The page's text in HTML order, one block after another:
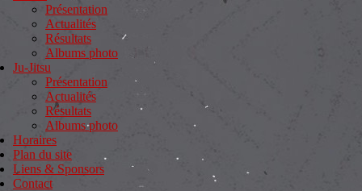
Présentation
Actualités
Résultats
Albums photo
Ju-Jitsu
Présentation
Actualités
Résultats
Albums photo
Horaires
Plan du site
Liens & Sponsors
Contact